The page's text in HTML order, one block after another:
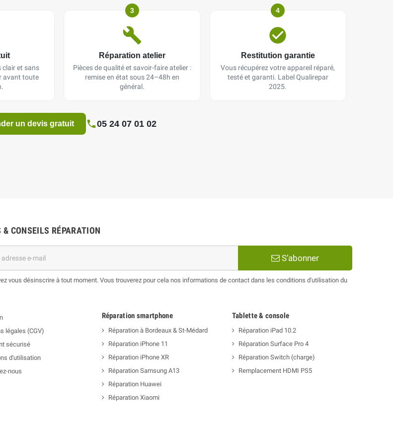
clair et sans
avant toute
3
Réparation atelier
Pièces de qualité et savoir-faire atelier :
remise en état sous 24–48h en
général.
4
Restitution garantie
Vous récupérez votre appareil réparé,
testé et garanti. Label Qualirepar
2025.
un devis gratuit 05 24 07 01 02
& CONSEILS RÉPARATION
S’abonner
vous désinscrire à tout moment. Vous trouverez pour cela nos informations de contact dans les conditions d'utilisation du
légales (CGV)
sécurisé
d'utilisation
nous
Réparation smartphone
Réparation à Bordeaux & St-Médard
Réparation iPhone 11
Réparation iPhone XR
Réparation Samsung A13
Réparation Huawei
Réparation Xiaomi
Tablette & console
Réparation iPad 10.2
Réparation Surface Pro 4
Réparation Switch (charge)
Remplacement HDMI PS5